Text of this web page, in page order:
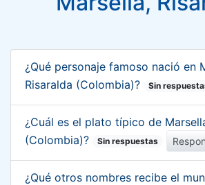
¿Qué personaje famoso nació en
Risaralda (Colombia)?
Sin
¿Cuál es el plato típico de
(Colombia)?
Sin respuestas
¿Qué otros nombres recibe el